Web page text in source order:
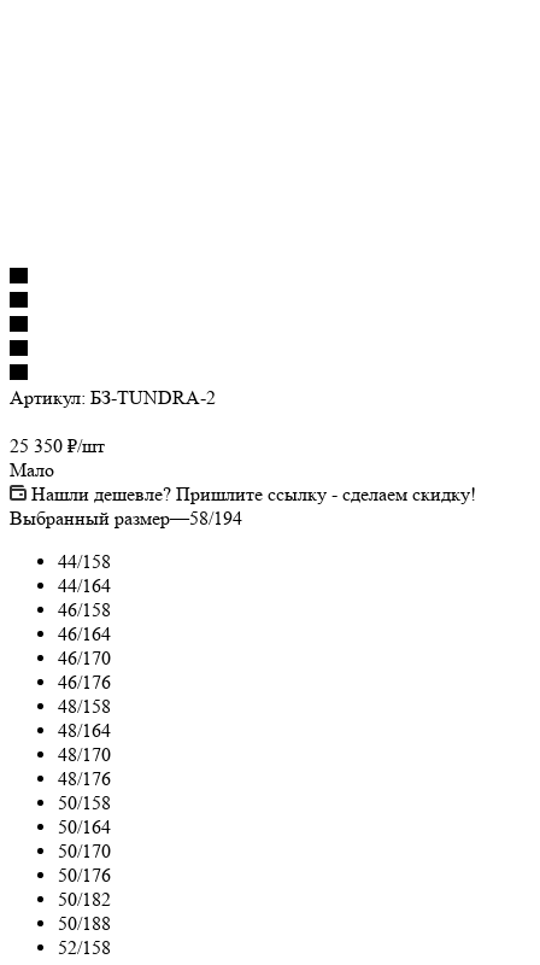
Артикул: БЗ-TUNDRA-2
25 350 ₽/шт
Мало
Нашли дешевле? Пришлите ссылку - сделаем скидку!
Выбранный размер—58/194
44/158
44/164
46/158
46/164
46/170
46/176
48/158
48/164
48/170
48/176
50/158
50/164
50/170
50/176
50/182
50/188
52/158